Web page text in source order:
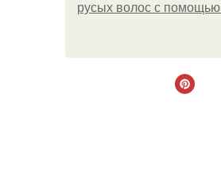
русых волос с помощью